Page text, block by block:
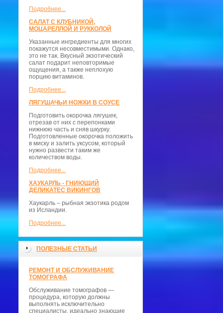
Подробнее...
САЛАТ С КЛУБНИКОЙ,
МОЦАРЕЛЛОЙ И РУККОЛОЙ
Указанные ингредиенты для многих
покажутся несовместимыми. Однако,
это не так. Вкусный экзотический
салат подарит неповторимые
ощущения, а также неплохую
порцию витаминов.
Подробнее...
ЛЯГУШАЧЬИ НОЖКИ В СОУСЕ
Подготовить окорочка лягушек,
отрезав от них с перепонками
нижнюю часть и сняв шкурку.
Подготовленные окорочка положить
в миску и залить уксусом, который
нужно развести таким же
количеством воды.
Подробнее...
ХАУКАРЛЬ - ГНИЮЩИЙ
ДЕЛИКАТЕС ВИКИНГОВ
Хаукарль – рыбная экзотика родом
из Исландии.
Подробнее...
ПОЛЕЗНЫЕ СТАТЬИ
РЕМОНТ И ОБСЛУЖИВАНИЕ
ТОМОГРАФА
Обслуживание томографов —
процедура, которую должны
выполнять исключительно
специалисты, идеально знающие